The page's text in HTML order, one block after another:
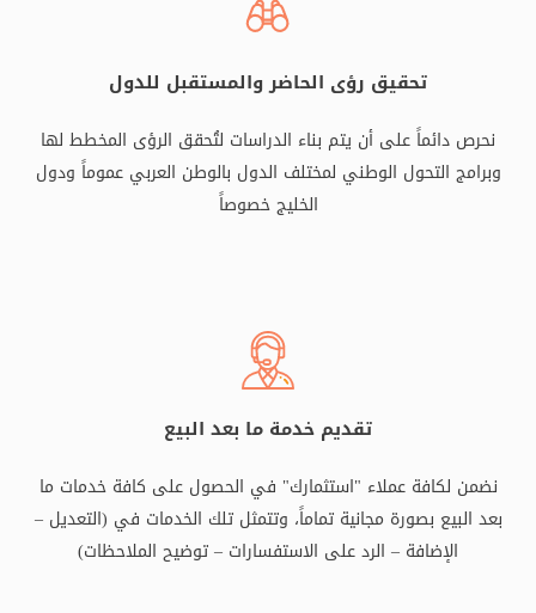
تحقيق رؤى الحاضر والمستقبل للدول
نحرص دائماً على أن يتم بناء الدراسات لتُحقق الرؤى المخطط لها
وبرامج التحول الوطني لمختلف الدول بالوطن العربي عموماً ودول
الخليج خصوصاً
تقديم خدمة ما بعد البيع
نضمن لكافة عملاء "استثمارك" في الحصول على كافة خدمات ما
بعد البيع بصورة مجانية تماماً، وتتمثل تلك الخدمات في (التعديل –
الإضافة – الرد على الاستفسارات – توضيح الملاحظات)